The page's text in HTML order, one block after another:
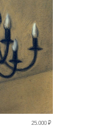
25.000 ₽